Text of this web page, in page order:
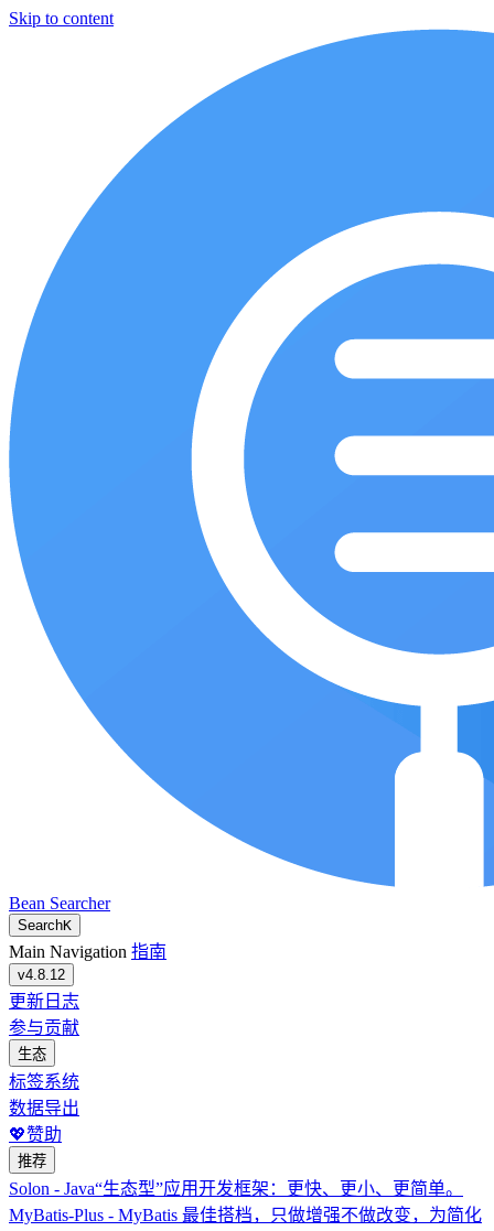
Skip to content
Bean Searcher
SearchK
Main Navigation 指南
v4.8.12
更新日志
参与贡献
生态
标签系统
数据导出
💖赞助
推荐
Solon - Java“生态型”应用开发框架：更快、更小、更简单。
MyBatis-Plus - MyBatis 最佳搭档，只做增强不做改变，为简化